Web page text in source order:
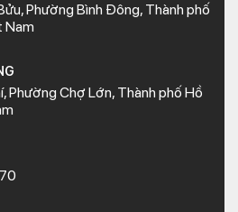
Phường Bình Đông, Thành phố
Nam
Phường Chợ Lớn, Thành phố Hồ